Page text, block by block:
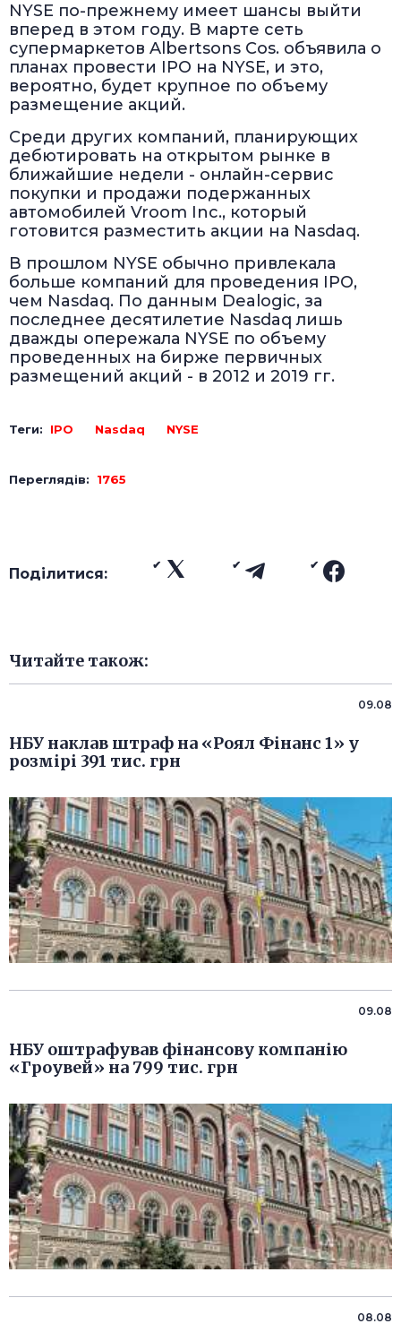
NYSE по-прежнему имеет шансы выйти
вперед в этом году. В марте сеть
супермаркетов Albertsons Cos. объявила о
планах провести IPO на NYSE, и это,
вероятно, будет крупное по объему
размещение акций.
Среди других компаний, планирующих
дебютировать на открытом рынке в
ближайшие недели - онлайн-сервис
покупки и продажи подержанных
автомобилей Vroom Inc., который
готовится разместить акции на Nasdaq.
В прошлом NYSE обычно привлекала
больше компаний для проведения IPO,
чем Nasdaq. По данным Dealogic, за
последнее десятилетие Nasdaq лишь
дважды опережала NYSE по объему
проведенных на бирже первичных
размещений акций - в 2012 и 2019 гг.
Теги: IPO Nasdaq NYSE
Переглядів: 1765
Поділитися:
Читайте також:
09.08
НБУ наклав штраф на «Роял Фінанс 1» у
розмірі 391 тис. грн
09.08
НБУ оштрафував фінансову компанію
«Гроувей» на 799 тис. грн
08.08